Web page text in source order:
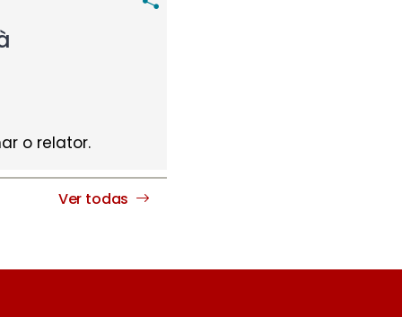
o relator.
Ver todas